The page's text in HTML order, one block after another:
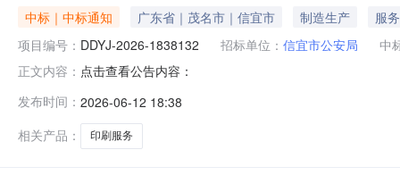
中标｜中标通知 广东省｜茂名市｜信宜市 制造生产
服务
项目编号： DDYJ-2026-1838132 招标单位： 信宜市公安局
中
正文内容： 点击查看公告内容：
发布时间： 2026-06-12 18:38
相关产品：
印刷服务